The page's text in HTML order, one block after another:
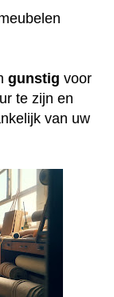
gunstig voor
te zijn en
van uw